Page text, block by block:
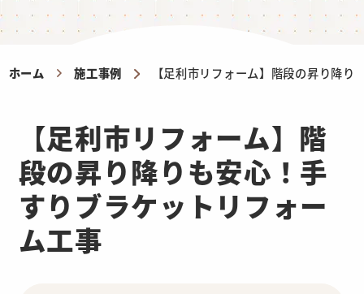
ホーム 施工事例 【足利市リフォーム】階段の昇り降
【足利市リフォーム】階
段の昇り降りも安心！手
すりブラケットリフォー
ム工事